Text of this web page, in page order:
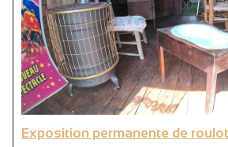
Exposition permanente de